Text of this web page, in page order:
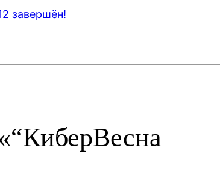
завершён!